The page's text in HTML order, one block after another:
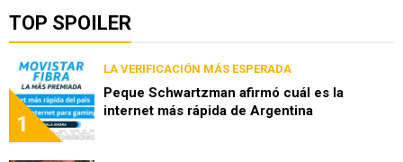
TOP SPOILER
1
LA VERIFICACIÓN MÁS ESPERADA
Peque Schwartzman afirmó cuál es la
internet más rápida de Argentina